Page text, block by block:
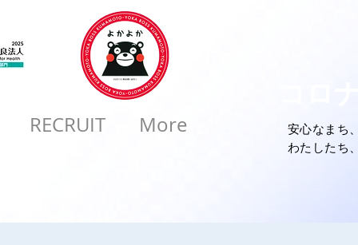
RECRUIT More
安心なまち
わたしたち